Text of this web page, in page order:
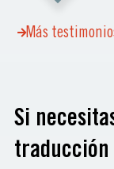
Más
Si
traducción